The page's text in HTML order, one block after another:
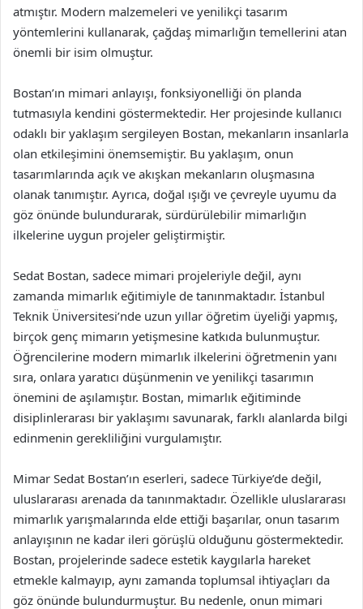
atmıştır. Modern malzemeleri ve yenilikçi tasarım
yöntemlerini kullanarak, çağdaş mimarlığın temellerini atan
önemli bir isim olmuştur.
Bostan’ın mimari anlayışı, fonksiyonelliği ön planda
tutmasıyla kendini göstermektedir. Her projesinde kullanıcı
odaklı bir yaklaşım sergileyen Bostan, mekanların insanlarla
olan etkileşimini önemsemiştir. Bu yaklaşım, onun
tasarımlarında açık ve akışkan mekanların oluşmasına
olanak tanımıştır. Ayrıca, doğal ışığı ve çevreyle uyumu da
göz önünde bulundurarak, sürdürülebilir mimarlığın
ilkelerine uygun projeler geliştirmiştir.
Sedat Bostan, sadece mimari projeleriyle değil, aynı
zamanda mimarlık eğitimiyle de tanınmaktadır. İstanbul
Teknik Üniversitesi’nde uzun yıllar öğretim üyeliği yapmış,
birçok genç mimarın yetişmesine katkıda bulunmuştur.
Öğrencilerine modern mimarlık ilkelerini öğretmenin yanı
sıra, onlara yaratıcı düşünmenin ve yenilikçi tasarımın
önemini de aşılamıştır. Bostan, mimarlık eğitiminde
disiplinlerarası bir yaklaşımı savunarak, farklı alanlarda bilgi
edinmenin gerekliliğini vurgulamıştır.
Mimar Sedat Bostan’ın eserleri, sadece Türkiye’de değil,
uluslararası arenada da tanınmaktadır. Özellikle uluslararası
mimarlık yarışmalarında elde ettiği başarılar, onun tasarım
anlayışının ne kadar ileri görüşlü olduğunu göstermektedir.
Bostan, projelerinde sadece estetik kaygılarla hareket
etmekle kalmayıp, aynı zamanda toplumsal ihtiyaçları da
göz önünde bulundurmuştur. Bu nedenle, onun mimari